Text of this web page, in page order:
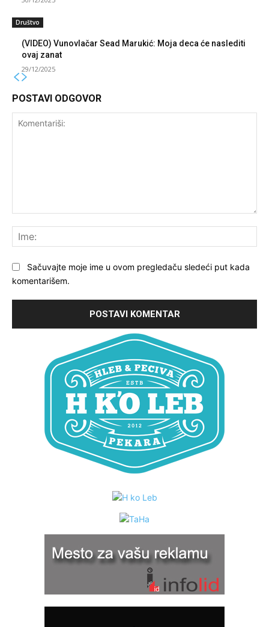
Društvo
(VIDEO) Vunovlačar Sead Marukić: Moja deca će naslediti
ovaj zanat
29/12/2025
POSTAVI ODGOVOR
Sačuvajte moje ime u ovom pregledaču sledeći put kada
komentarišem.